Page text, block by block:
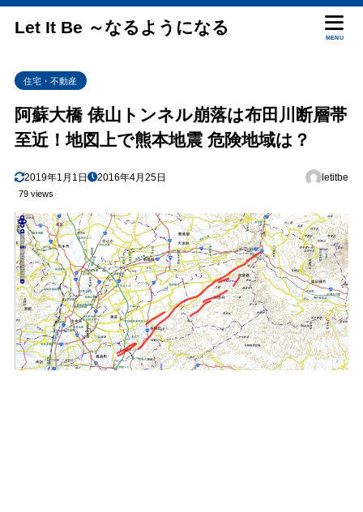
Let It Be ～なるようになる
MENU
住宅・不動産
阿蘇大橋 俵山トンネル崩落は布田川断層帯
至近！地図上で熊本地震 危険地域は？
2019年1月1日 2016年4月25日 letitbe
79 views